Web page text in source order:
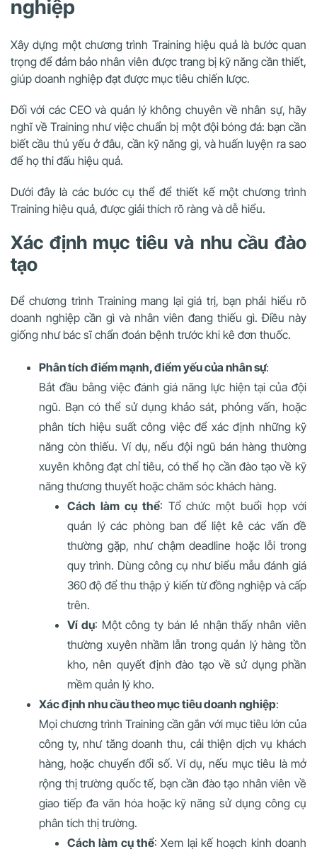
nghiệp
Xây dựng một chương trình Training hiệu quả là bước quan
trọng để đảm bảo nhân viên được trang bị kỹ năng cần thiết,
giúp doanh nghiệp đạt được mục tiêu chiến lược.
Đối với các CEO và quản lý không chuyên về nhân sự, hãy
nghĩ về Training như việc chuẩn bị một đội bóng đá: bạn cần
biết cầu thủ yếu ở đâu, cần kỹ năng gì, và huấn luyện ra sao
để họ thi đấu hiệu quả.
Dưới đây là các bước cụ thể để thiết kế một chương trình
Training hiệu quả, được giải thích rõ ràng và dễ hiểu.
Xác định mục tiêu và nhu cầu đào
tạo
Để chương trình Training mang lại giá trị, bạn phải hiểu rõ
doanh nghiệp cần gì và nhân viên đang thiếu gì. Điều này
giống như bác sĩ chẩn đoán bệnh trước khi kê đơn thuốc.
Phân tích điểm mạnh, điểm yếu của nhân sự:
Bắt đầu bằng việc đánh giá năng lực hiện tại của đội
ngũ. Bạn có thể sử dụng khảo sát, phỏng vấn, hoặc
phân tích hiệu suất công việc để xác định những kỹ
năng còn thiếu. Ví dụ, nếu đội ngũ bán hàng thường
xuyên không đạt chỉ tiêu, có thể họ cần đào tạo về kỹ
năng thương thuyết hoặc chăm sóc khách hàng.
Cách làm cụ thể: Tổ chức một buổi họp với
quản lý các phòng ban để liệt kê các vấn đề
thường gặp, như chậm deadline hoặc lỗi trong
quy trình. Dùng công cụ như biểu mẫu đánh giá
360 độ để thu thập ý kiến từ đồng nghiệp và cấp
trên.
Ví dụ: Một công ty bán lẻ nhận thấy nhân viên
thường xuyên nhầm lẫn trong quản lý hàng tồn
kho, nên quyết định đào tạo về sử dụng phần
mềm quản lý kho.
Xác định nhu cầu theo mục tiêu doanh nghiệp:
Mọi chương trình Training cần gắn với mục tiêu lớn của
công ty, như tăng doanh thu, cải thiện dịch vụ khách
hàng, hoặc chuyển đổi số. Ví dụ, nếu mục tiêu là mở
rộng thị trường quốc tế, bạn cần đào tạo nhân viên về
giao tiếp đa văn hóa hoặc kỹ năng sử dụng công cụ
phân tích thị trường.
Cách làm cụ thể: Xem lại kế hoạch kinh doanh